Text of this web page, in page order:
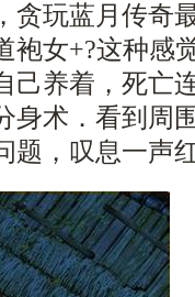
贪玩蓝月传奇
袍女+?这种感
养着，死亡
身术．看到周
题，叹息一声